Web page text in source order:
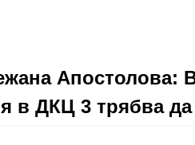
Апостолова:
в ДКЦ 3 трябва да